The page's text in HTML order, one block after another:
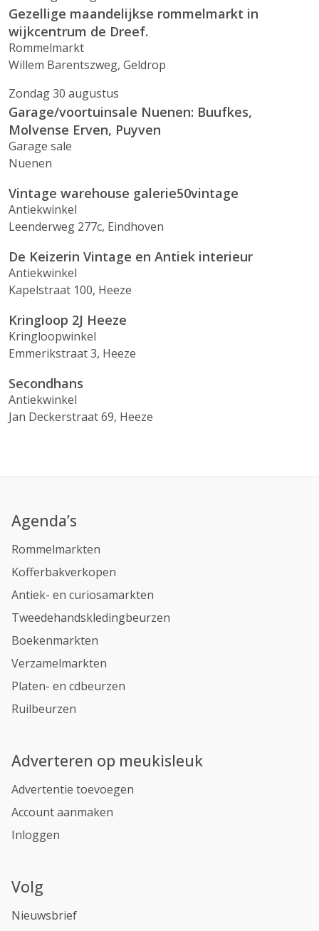
Gezellige maandelijkse rommelmarkt in
wijkcentrum de Dreef.
Rommelmarkt
Willem Barentszweg, Geldrop
Zondag 30 augustus
Garage/voortuinsale Nuenen: Buufkes,
Molvense Erven, Puyven
Garage sale
Nuenen
Vintage warehouse galerie50vintage
Antiekwinkel
Leenderweg 277c, Eindhoven
De Keizerin Vintage en Antiek interieur
Antiekwinkel
Kapelstraat 100, Heeze
Kringloop 2J Heeze
Kringloopwinkel
Emmerikstraat 3, Heeze
Secondhans
Antiekwinkel
Jan Deckerstraat 69, Heeze
Agenda’s
Rommelmarkten
Kofferbakverkopen
Antiek- en curiosamarkten
Tweedehandskledingbeurzen
Boekenmarkten
Verzamelmarkten
Platen- en cdbeurzen
Ruilbeurzen
Adverteren op meukisleuk
Advertentie toevoegen
Account aanmaken
Inloggen
Volg
Nieuwsbrief